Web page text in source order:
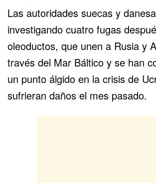
Las autoridades suecas y
investigando cuatro fugas
oleoductos, que unen a Rusia y
través del Mar Báltico y se han
un punto álgido en la crisis de
sufrieran daños el mes pasado.